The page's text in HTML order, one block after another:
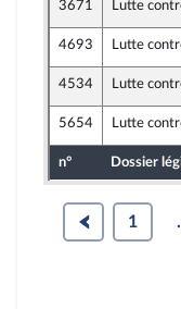
3671
4693
4534
5654
n° Dossier
1